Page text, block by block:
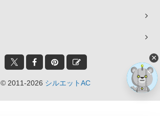
© 2011-2026 シルエットAC
×